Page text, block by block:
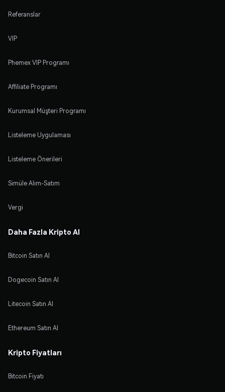
Referanslar
VIP
Phemex VIP Programı
Affiliate Programı
Kurumsal Müşteri Programı
Listeleme Uygulaması
Listeleme Önerileri
Simüle Alım-Satım
Vergi
Daha Fazla Kripto Al
Bitcoin Satın Al
Dogecoin Satın Al
Litecoin Satın Al
Ethereum Satın Al
Kripto Fiyatları
Bitcoin Fiyatı